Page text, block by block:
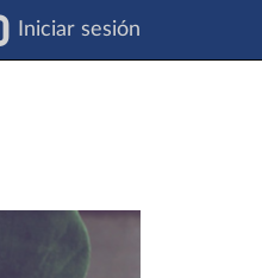
Iniciar sesión